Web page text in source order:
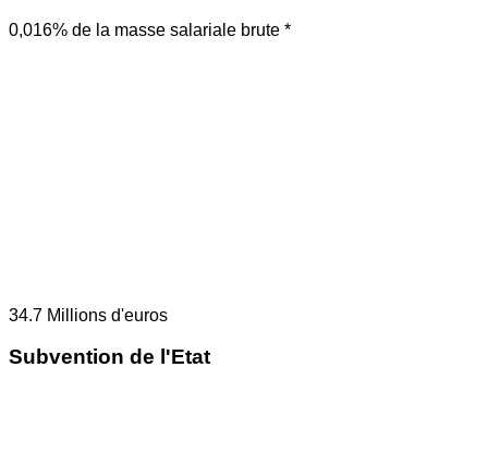
0,016% de la masse salariale brute *
34.7 Millions d'euros
Subvention de l'Etat